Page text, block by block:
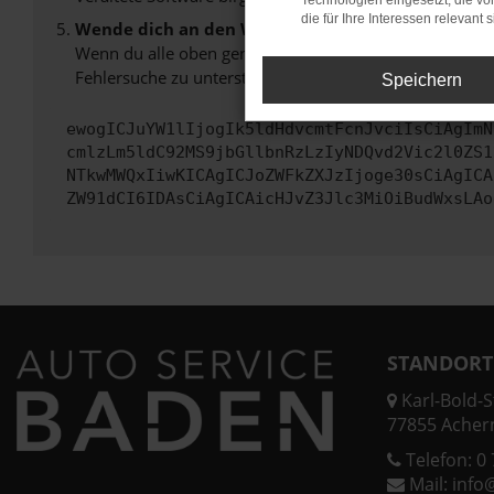
Wende dich an den Webseitenbetreiber.
Wenn du alle oben genannten Schritte versucht hast,
Fehlersuche zu unterstützen:
Karl-Bold-
77855
Telefon: 0
Mail:
die für Ihre Interessen relevant
Speichern